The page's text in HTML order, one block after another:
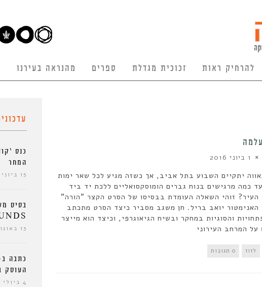
להרחיק ראות זכוכית מגדלת ספרים מהנראה בעירנו
1 ביוני 2016
יתקיים השבוע בתל אביב, אך כשזה מגיע לכל שאר ימות
כמה מרגישים בנוח גברים הומוסקסואליים ללכת יד ביד
העיר? זוהי השאלה העומדת בבסיסו של הסרט הקצר "הורה"
האנימטור יואב בריל. חן משגב מסביר כיצד הסרט מתכתב
והסוגיות במחקר ובשיח הגיאוגרפי, וכיצד הוא מייצר
המרחב העירוני
לזוז 0 תגובות
המחר
15 ביוני 2026
בסיס
13 באוגוסט 2024
העוסק
4 ביולי 2024